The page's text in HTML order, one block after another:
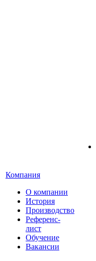
Компания
О компании
История
Производство
Референс-
лист
Обучение
Вакансии